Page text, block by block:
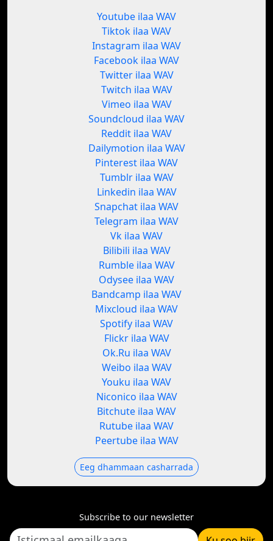
Youtube ilaa WAV
Tiktok ilaa WAV
Instagram ilaa WAV
Facebook ilaa WAV
Twitter ilaa WAV
Twitch ilaa WAV
Vimeo ilaa WAV
Soundcloud ilaa WAV
Reddit ilaa WAV
Dailymotion ilaa WAV
Pinterest ilaa WAV
Tumblr ilaa WAV
Linkedin ilaa WAV
Snapchat ilaa WAV
Telegram ilaa WAV
Vk ilaa WAV
Bilibili ilaa WAV
Rumble ilaa WAV
Odysee ilaa WAV
Bandcamp ilaa WAV
Mixcloud ilaa WAV
Spotify ilaa WAV
Flickr ilaa WAV
Ok.Ru ilaa WAV
Weibo ilaa WAV
Youku ilaa WAV
Niconico ilaa WAV
Bitchute ilaa WAV
Rutube ilaa WAV
Peertube ilaa WAV
Eeg dhammaan casharrada
Subscribe to our newsletter